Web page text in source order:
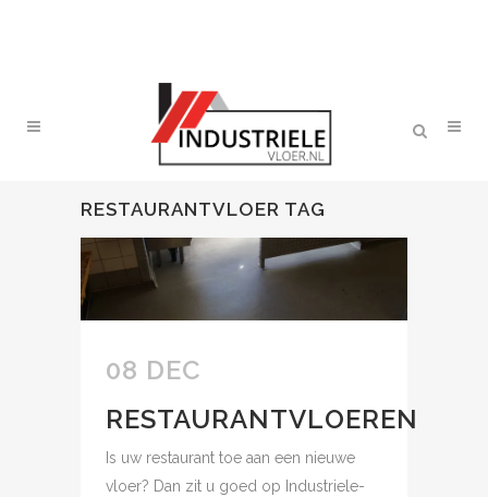
RESTAURANTVLOER TAG
08 DEC
RESTAURANTVLOEREN
Is uw restaurant toe aan een nieuwe
vloer? Dan zit u goed op Industriele-